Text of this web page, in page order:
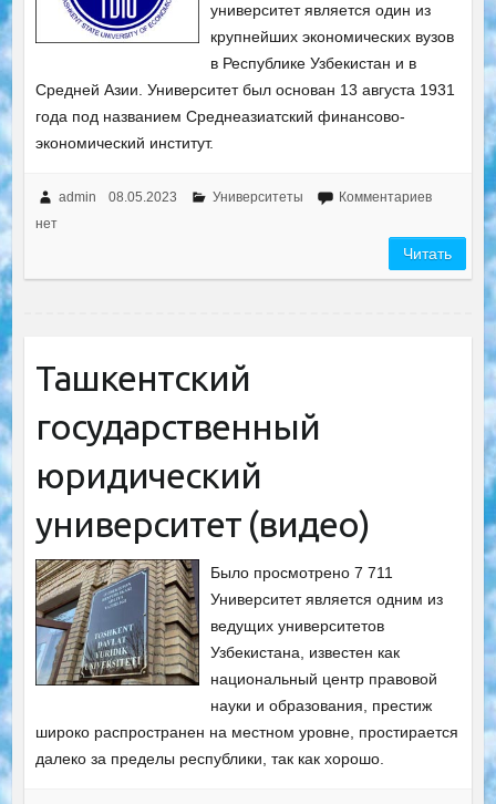
университет является один из
крупнейших экономических вузов
в Республике Узбекистан и в
Средней Азии. Университет был основан 13 августа 1931
года под названием Среднеазиатский финансово-
экономический институт.
admin 08.05.2023 Университеты
Комментариев
нет
Читать
Ташкентский
государственный
юридический
университет (видео)
Было просмотрено 7 711
Университет является одним из
ведущих университетов
Узбекистана, известен как
национальный центр правовой
науки и образования, престиж
широко распространен на местном уровне, простирается
далеко за пределы республики, так как хорошо.